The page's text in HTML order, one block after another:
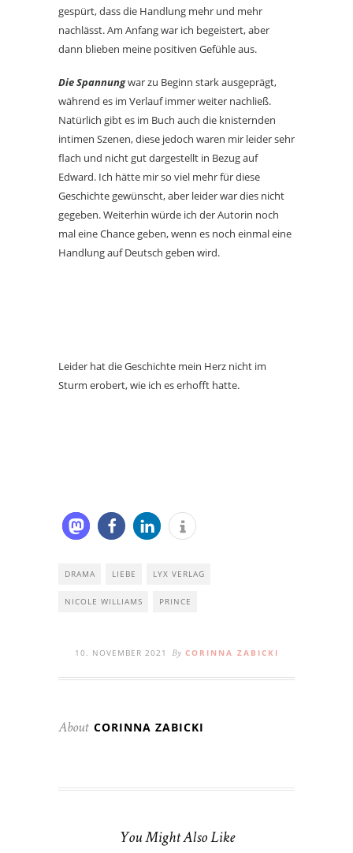
gespürt, dass die Handlung mehr und mehr
nachlässt. Am Anfang war ich begeistert, aber
dann blieben meine positiven Gefühle aus.
Die Spannungwar zu Beginn stark ausgeprägt,
während es im Verlauf immer weiter nachließ.
Natürlich gibt es im Buch auch die knisternden
intimen Szenen, diese jedoch waren mir leider sehr
flach und nicht gut dargestellt in Bezug auf
Edward. Ich hätte mir so viel mehr für diese
Geschichte gewünscht, aber leider war dies nicht
gegeben. Weiterhin würde ich der Autorin noch
mal eine Chance geben, wenn es noch einmal eine
Handlung auf Deutsch geben wird.
Leider hat die Geschichte mein Herz nicht im
Sturm erobert, wie ich es erhofft hatte.
DRAMA LIEBE LYX VERLAG
NICOLE WILLIAMS PRINCE
10. NOVEMBER 2021 By CORINNA ZABICKI
About CORINNA ZABICKI
You Might Also Like